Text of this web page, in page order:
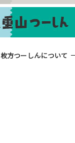
枚方つーしんについて